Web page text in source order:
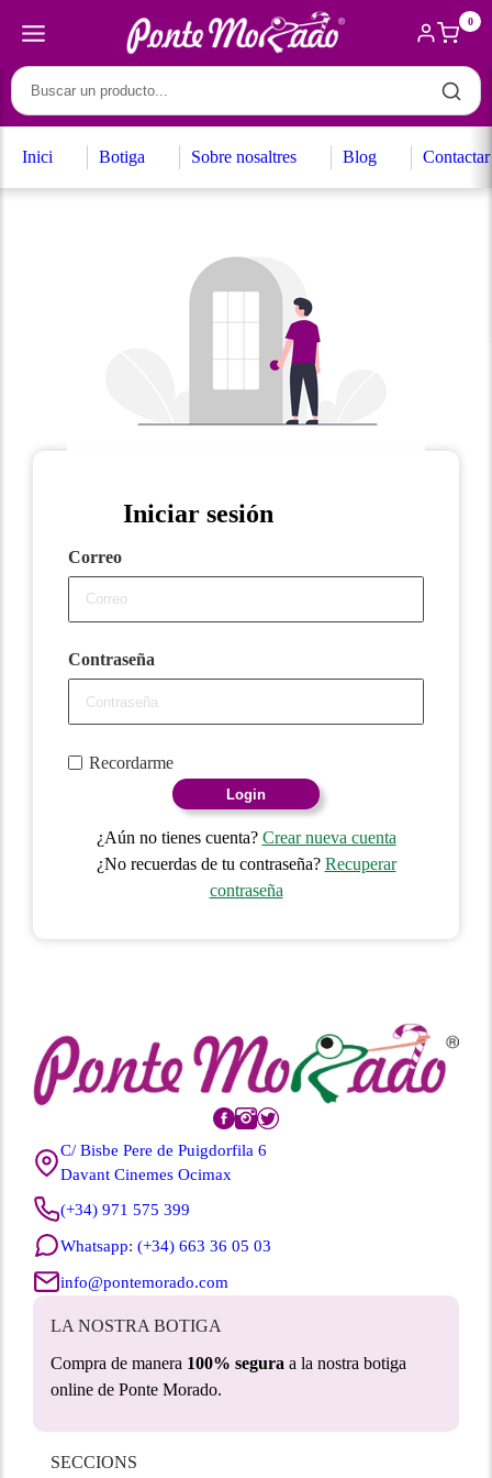
0
Inici Botiga Sobre nosaltres Blog Contactar
Iniciar sesión
Correo
Contraseña
Recordarme
Login
¿Aún no tienes cuenta? Crear nueva cuenta
¿No recuerdas de tu contraseña? Recuperar
contraseña
C/ Bisbe Pere de Puigdorfila 6
Davant Cinemes Ocimax
(+34) 971 575 399
Whatsapp: (+34) 663 36 05 03
info@pontemorado.com
LA NOSTRA BOTIGA
Compra de manera 100% segura a la nostra botiga
online de Ponte Morado.
SECCIONS